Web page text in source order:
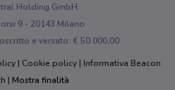
Holding GmbH
9 - 20143 Milano
e versato: € 50.000,00
Cookie policy
Informativa Beacon
Mostra finalità